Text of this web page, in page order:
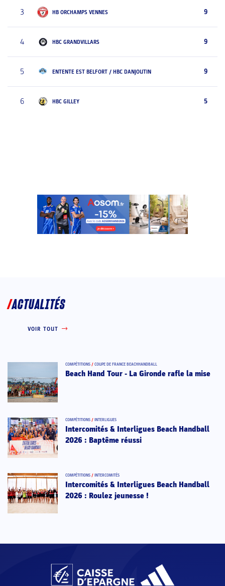
3 HB ORCHAMPS VENNES 9
4 HBC GRANDVILLARS 9
5 ENTENTE EST BELFORT / HBC DANJOUTIN 9
6 HBC GILLEY 5
ACTUALITÉS
VOIR TOUT
COMPÉTITIONS / COUPE DE FRANCE BEACHHANDBALL
Beach Hand Tour - La Gironde rafle la mise
COMPÉTITIONS / INTERLIGUES
Intercomités & Interligues Beach Handball
2026 : Baptême réussi
COMPÉTITIONS / INTERCOMITÉS
Intercomités & Interligues Beach Handball
2026 : Roulez jeunesse !